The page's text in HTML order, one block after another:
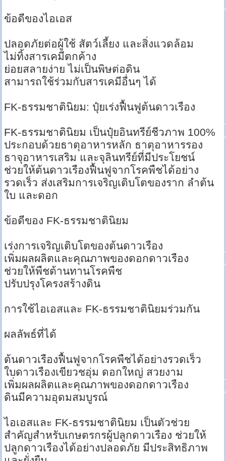
ข้อดีของไอเอส
ปลอดภัยต่อผู้ใช้ สัตว์เลี้ยง และสิ่งแวดล้อม
ไม่ทิ้งสารเคมีตกค้าง
ย่อยสลายง่าย ไม่เป็นพิษต่อดิน
สามารถใช้ร่วมกับสารเคมีอื่นๆ ได้
FK-ธรรมชาตินิยม: ปุ๋ยเร่งฟื้นฟูต้นดาวเรือง
FK-ธรรมชาตินิยม เป็นปุ๋ยอินทรีย์ชีวภาพ 100%
ประกอบด้วยธาตุอาหารหลัก ธาตุอาหารรอง
ธาจุอาหารเสริม และจุลินทรีย์ที่มีประโยชน์
ช่วยให้ต้นดาวเรืองฟื้นฟูจากโรคพืชได้อย่าง
รวดเร็ว ส่งเสริมการเจริญเติบโตของราก ลำต้น
ใบ และดอก
ข้อดีของ FK-ธรรมชาตินิยม
เร่งการเจริญเติบโตของต้นดาวเรือง
เพิ่มผลผลิตและคุณภาพของดอกดาวเรือง
ช่วยให้พืชต้านทานโรคพืช
ปรับปรุงโครงสร้างดิน
การใช้ไอเอสและ FK-ธรรมชาตินิยมร่วมกัน
ผลลัพธ์ที่ได้
ต้นดาวเรืองฟื้นฟูจากโรคพืชได้อย่างรวดเร็ว
ใบดาวเรืองเขียวชอุ่ม ดอกใหญ่ สวยงาม
เพิ่มผลผลิตและคุณภาพของดอกดาวเรือง
ดินมีความอุดมสมบูรณ์
ไอเอสและ FK-ธรรมชาตินิยม เป็นตัวช่วย
สำคัญสำหรับเกษตรกรผู้ปลูกดาวเรือง ช่วยให้
ปลูกดาวเรืองได้อย่างปลอดภัย มีประสิทธิภาพ